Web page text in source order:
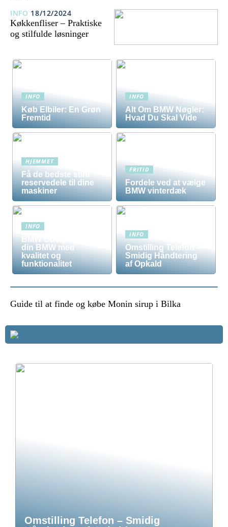
INFO 18/12/2024
Køkkenfliser – Praktiske
og stilfulde løsninger
INFO
Køb Elbiler: En Grøn
Fremtid
INFO
Alt Om BMW Nøgler:
Hvad Du Skal Vide
HJEMMET
Få de bedste stihl
reservedele til dine
maskiner
FRITID
Fordele ved at vælge
BMW vinterdæk
INFO
BMW Udstyr – Tilpas
din BMW med
kvalitet og
funktionalitet
INFO
Omstilling Telefon –
Smidig Håndtering
af Opkald
Guide til at finde og købe Monin sirup i Bilka
Omstilling Telefon – Smidig